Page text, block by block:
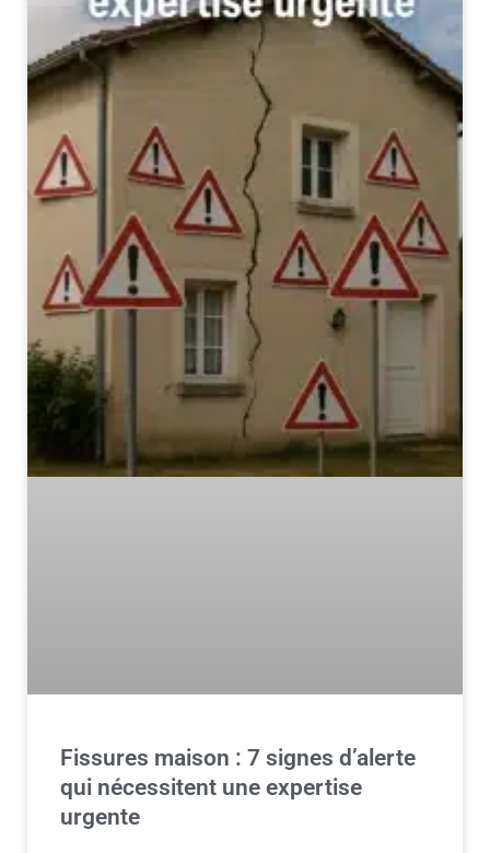
Fissures maison : 7 signes d’alerte
qui nécessitent une expertise
urgente